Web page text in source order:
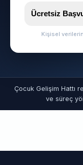
Ücretsiz
Kişisel
Çocuk Gelişim Hattı
ve süreç